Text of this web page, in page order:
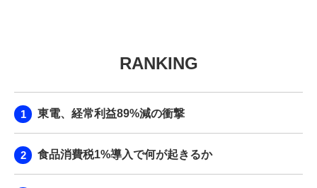
RANKING
東電、経常利益89%減の衝撃
食品消費税1%導入で何が起きるか